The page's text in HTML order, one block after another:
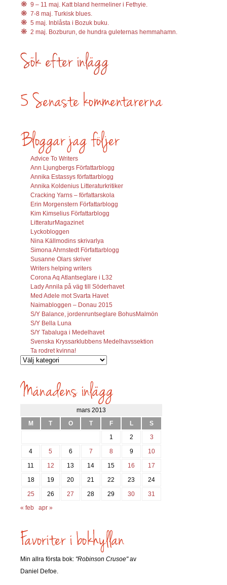
9 – 11 maj. Katt bland hermeliner i Fethyie.
7-8 maj. Turkisk blues.
5 maj. Inblåsta i Bozuk buku.
2 maj. Bozburun, de hundra guleternas hemmahamn.
Advice To Writers
Ann Ljungbergs Författarblogg
Annika Estassys författarblogg
Annika Koldenius Litteraturkritiker
Cracking Yarns – författarskola
Erin Morgenstern Författarblogg
Kim Kimselius Författarblogg
LitteraturMagazinet
Lyckobloggen
Nina Källmodins skrivarlya
Simona Ahrnstedt Författarblogg
Susanne Olars skriver
Writers helping writers
Corona Aq Atlantseglare i L32
Lady Annila på väg till Söderhavet
Med Adele mot Svarta Havet
Naimabloggen – Donau 2015
S/Y Balance, jordenruntseglare BohusMalmön
S/Y Bella Luna
S/Y Tabaluga i Medelhavet
Svenska Kryssarklubbens Medelhavssektion
Ta rodret kvinna!
Vilka
söks?
mars 2013
M
T O T F L
S
1
2
3
4
5 6 7 8 9
10
11
12 13 14 15 16
17
18
19 20 21 22 23
24
25
26 27 28 29 30
31
« feb
apr »
Min allra första bok: "Robinson Crusoe"av
Daniel Defoe.